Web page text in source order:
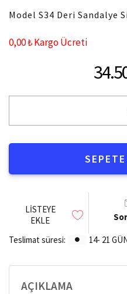
Model S34 Deri Sandalye
0,00 ₺ Kargo Ücreti
LISTEYE
EKLE
Teslimat süresi:
14- 21
AÇIKLAMA